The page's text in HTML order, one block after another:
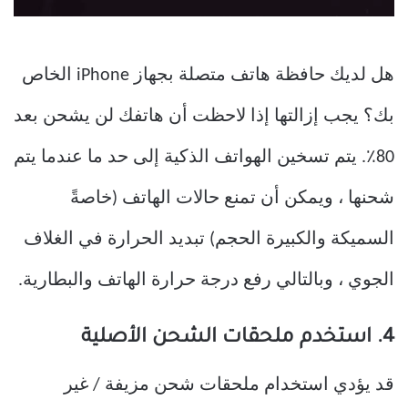
هل لديك حافظة هاتف متصلة بجهاز iPhone الخاص
بك؟ يجب إزالتها إذا لاحظت أن هاتفك لن يشحن بعد
80٪. يتم تسخين الهواتف الذكية إلى حد ما عندما يتم
شحنها ، ويمكن أن تمنع حالات الهاتف (خاصةً
السميكة والكبيرة الحجم) تبديد الحرارة في الغلاف
الجوي ، وبالتالي رفع درجة حرارة الهاتف والبطارية.
4. استخدم ملحقات الشحن الأصلية
قد يؤدي استخدام ملحقات شحن مزيفة / غير